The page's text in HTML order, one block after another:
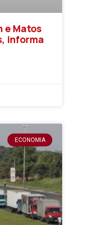
e Matos
informa
ECONOMIA